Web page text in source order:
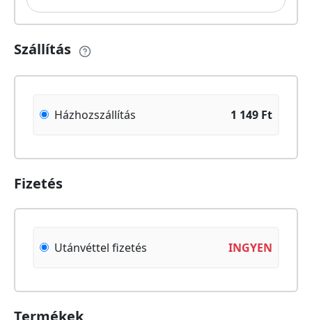
Szállítás
Házhozszállítás 1 149 Ft
Fizetés
Utánvéttel fizetés INGYEN
Termékek